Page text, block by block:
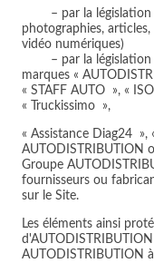
– par la législation
photographies,
vidéo numériques)
– par la législation
marques «
« STAFF AUTO », «
« Truckissimo »,
« Assistance Diag24
AUTODISTRIBUTION
Groupe
fournisseurs ou
sur le Site.
Les éléments ainsi
AUTODISTRIBUTION